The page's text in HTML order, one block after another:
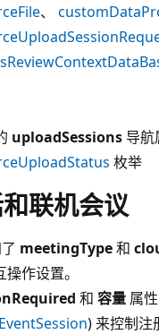
、
uploadSessions 导航
枚举
联机会议
meetingType和
作设置。
和 容量 属
) 来控制注